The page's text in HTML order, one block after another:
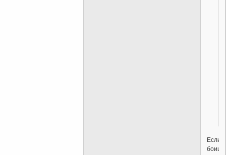
Если